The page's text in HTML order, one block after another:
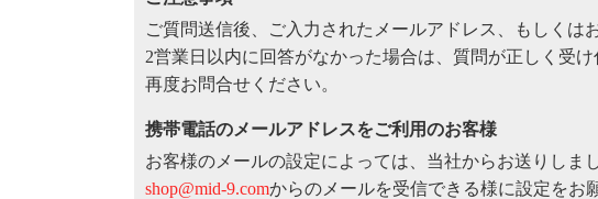
ご質問送信後、ご入力されたメールアドレス、もしくは
2営業日以内に回答がなかった場合は、質問が正しく受
再度お問合せください。
携帯電話のメールアドレスをご利用のお客様
お客様のメールの設定によっては、当社からお送りしま
shop@mid-9.comからのメールを受信できる様に設定をお